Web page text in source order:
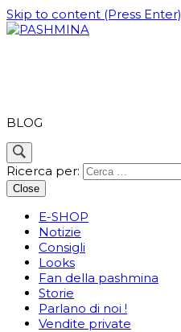
Skip to content (Press Enter)
BLOG
Ricerca per:
Close
E-SHOP
Notizie
Consigli
Looks
Fan della pashmina
Storie
Parlano di noi !
Vendite private